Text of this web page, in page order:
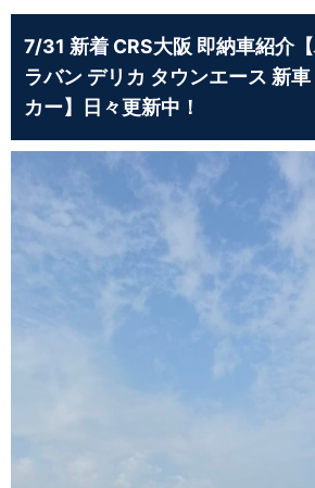
7/31 新着 CRS大阪 即納車紹介
ラバン デリカ タウンエース 新
カー】日々更新中！